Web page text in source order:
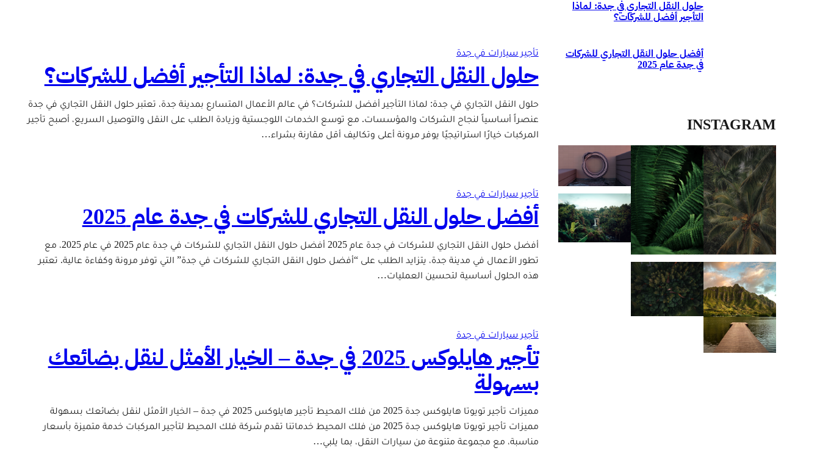
حلول النقل التجاري في جدة: لماذا
التأجير أفضل للشركات؟
أفضل حلول النقل التجاري للشركات
في جدة عام 2025
INSTAGRAM
تأجير سيارات في جدة
حلول النقل التجاري في جدة: لماذا التأجير أفضل للشركات؟
حلول النقل التجاري في جدة: لماذا التأجير أفضل للشركات؟ في عالم الأعمال المتسارع بمدينة جدة، تعتبر حلول النقل التجاري في جدة
عنصراً أساسياً لنجاح الشركات والمؤسسات. مع توسع الخدمات اللوجستية وزيادة الطلب على النقل والتوصيل السريع، أصبح تأجير
المركبات خيارًا استراتيجيًا يوفر مرونة أعلى وتكاليف أقل مقارنة بشراء…
تأجير سيارات في جدة
أفضل حلول النقل التجاري للشركات في جدة عام 2025
أفضل حلول النقل التجاري للشركات في جدة عام 2025 أفضل حلول النقل التجاري للشركات في جدة عام 2025 في عام 2025، مع
تطور الأعمال في مدينة جدة، يتزايد الطلب على “أفضل حلول النقل التجاري للشركات في جدة” التي توفر مرونة وكفاءة عالية. تعتبر
هذه الحلول أساسية لتحسين العمليات…
تأجير سيارات في جدة
تأجير هايلوكس 2025 في جدة – الخيار الأمثل لنقل بضائعك
بسهولة
مميزات تأجير تويوتا هايلوكس جدة 2025 من فلك المحيط تأجير هايلوكس 2025 في جدة – الخيار الأمثل لنقل بضائعك بسهولة
مميزات تأجير تويوتا هايلوكس جدة 2025 من فلك المحيط خدماتنا تقدم شركة فلك المحيط لتأجير المركبات خدمة متميزة بأسعار
مناسبة، مع مجموعة متنوعة من سيارات النقل، بما يلبي…